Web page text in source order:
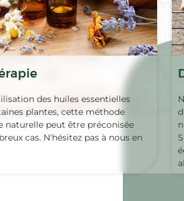
des huiles essentielles
plantes, cette méthode
naturelle peut être préconisée
cas. N'hésitez pas à nous en